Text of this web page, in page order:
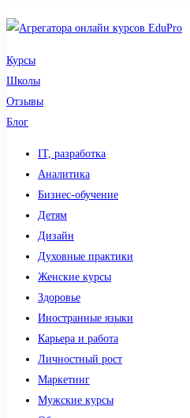
Курсы
Школы
Отзывы
Блог
IT, разработка
Аналитика
Бизнес-обучение
Детям
Дизайн
Духовные практики
Женские курсы
Здоровье
Иностранные языки
Карьера и работа
Личностный рост
Маркетинг
Мужские курсы